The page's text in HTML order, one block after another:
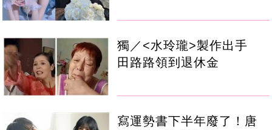
獨／<水玲瓏>製作出手
田路路領到退休金
寫運勢書下半年廢了！唐